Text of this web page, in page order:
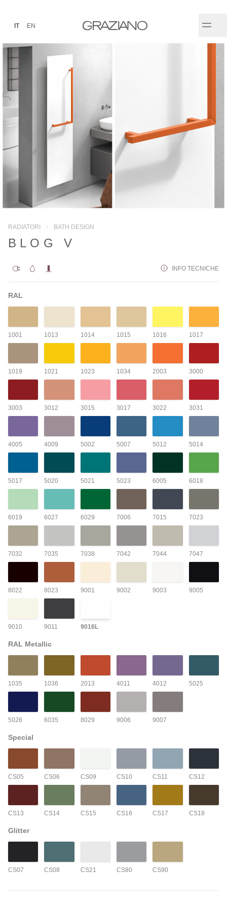
IT EN
RADIATORI BATH DESIGN
BLOG V
INFO TECNICHE
RAL
1001 1013 1014 1015 1016 1017
1019 1021 1023 1034 2003 3000
3003 3012 3015 3017 3022 3031
4005 4009 5002 5007 5012 5014
5017 5020 5021 5023 6005 6018
6019 6027 6029 7006 7015 7023
7032 7035 7038 7042 7044 7047
8022 8023 9001 9002 9003 9005
9010 9011 9016L
RAL Metallic
1035 1036 2013 4011 4012 5025
5026 6035 8029 9006 9007
Special
CS05 CS06 CS09 CS10 CS11 CS12
CS13 CS14 CS15 CS16 CS17 CS18
Glitter
CS07 CS08 CS21 CS80 CS90